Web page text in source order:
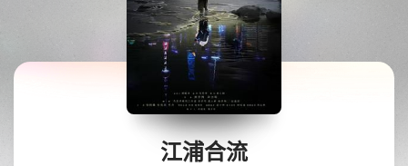
暂无观看影片的记录
江浦合流